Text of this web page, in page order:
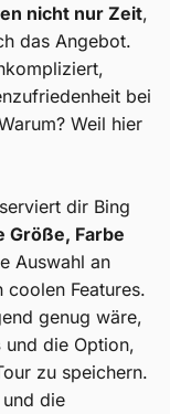
nicht nur Zeit,
das Angebot.
bei
Weil hier
dir Bing
Größe, Farbe
Auswahl an
Features.
genug wäre,
und die Option,
zu speichern.
die